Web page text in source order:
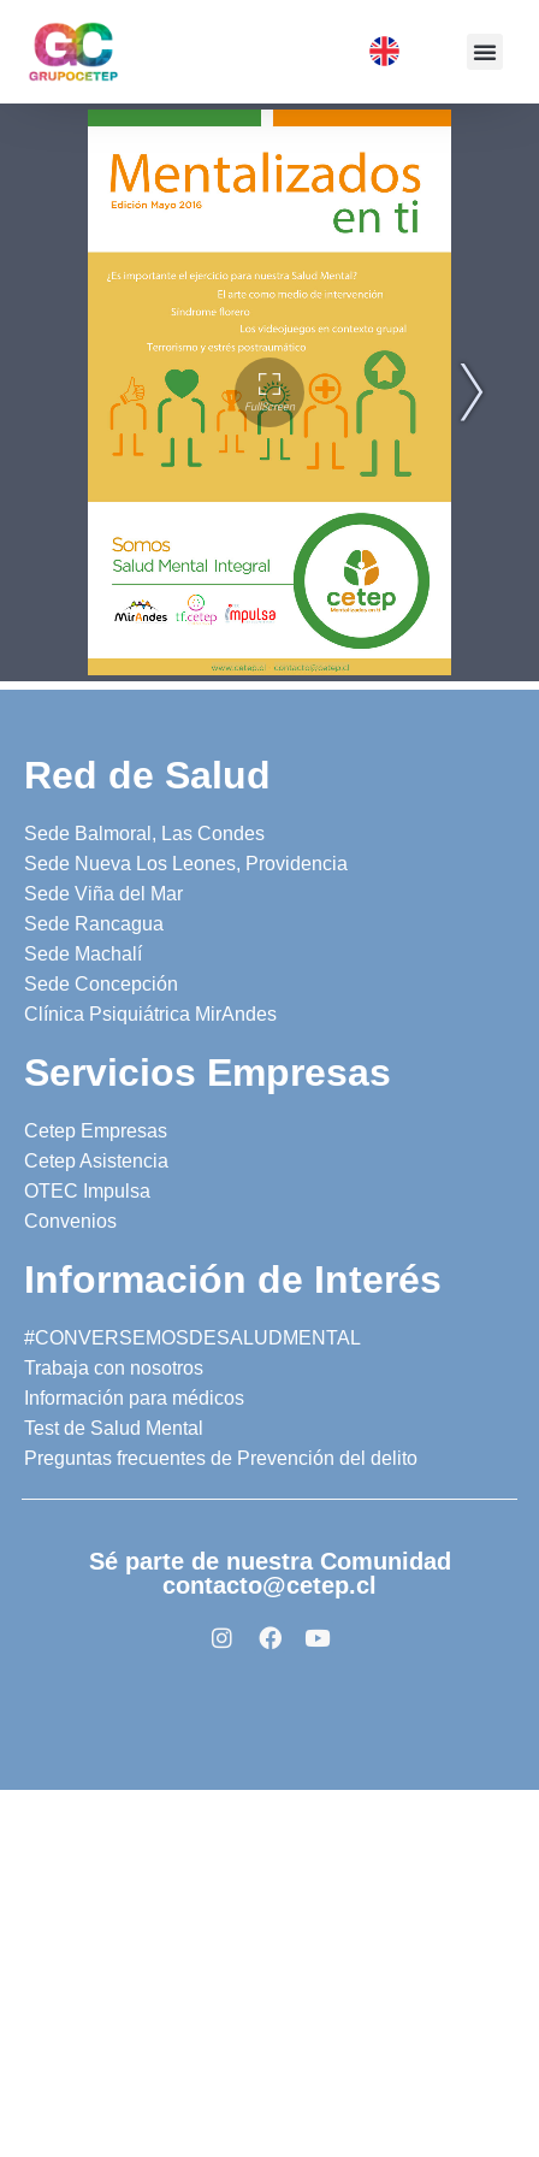
Red de Salud
Sede Balmoral, Las Condes
Sede Nueva Los Leones, Providencia
Sede Viña del Mar
Sede Rancagua
Sede Machalí
Sede Concepción
Clínica Psiquiátrica MirAndes
Servicios Empresas
Cetep Empresas
Cetep Asistencia
OTEC Impulsa
Convenios
Información de Interés
#CONVERSEMOSDESALUDMENTAL
Trabaja con nosotros
Información para médicos
Test de Salud Mental
Preguntas frecuentes de Prevención del delito
Sé parte de nuestra Comunidad
contacto@cetep.cl